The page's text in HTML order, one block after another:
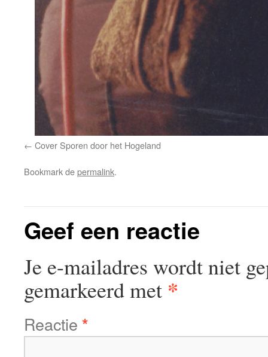
Cover Sporen door het Hogeland
Bookmark depermalink.
Geef een reactie
Je e-mailadres wordt niet
gemarkeerd met *
Reactie *